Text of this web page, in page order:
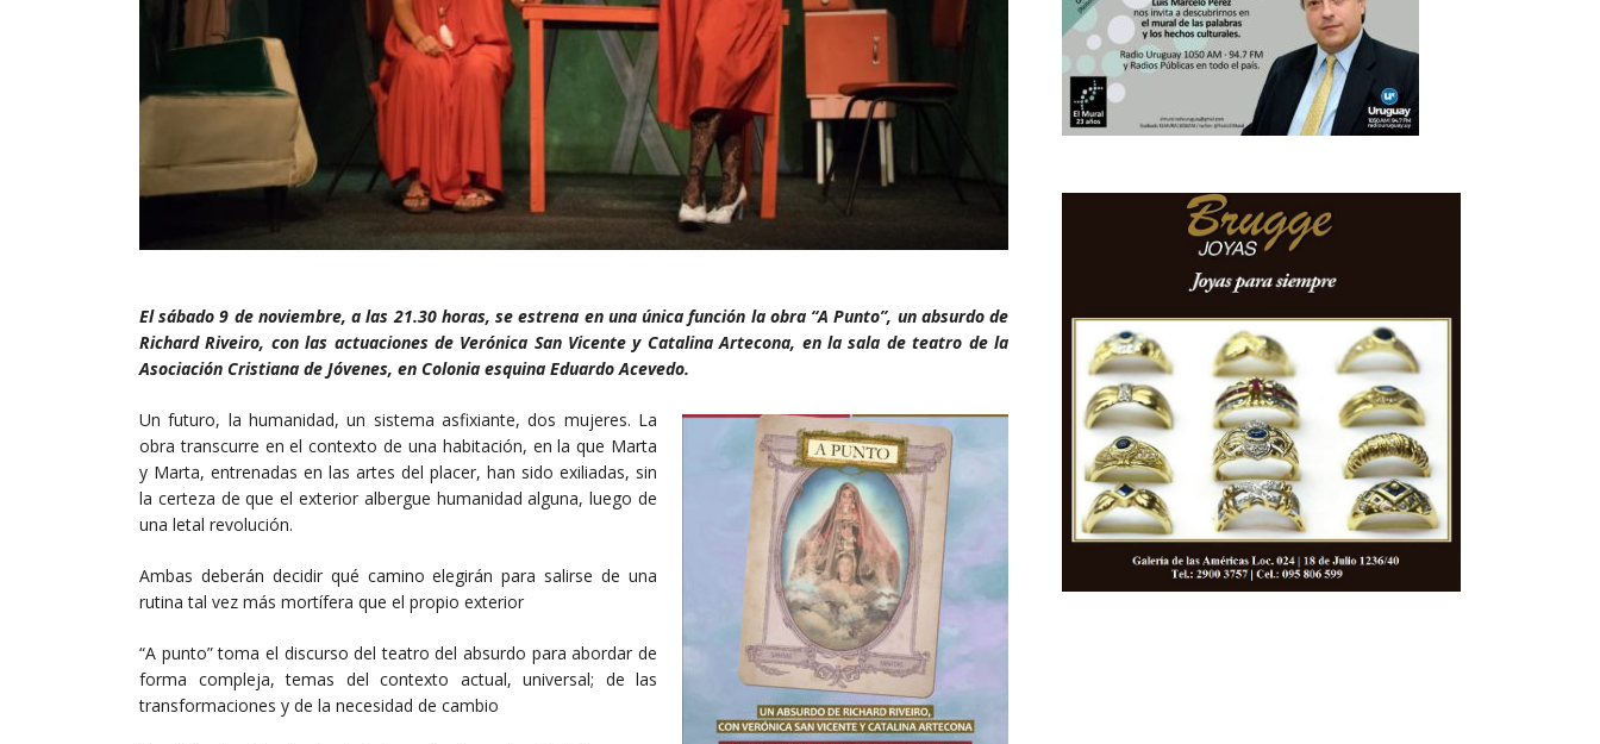
El sábado 9 de noviembre, a las 21.30 horas, se estrena en una única función la obra “A Punto”, un absurdo de
Richard Riveiro, con las actuaciones de Verónica San Vicente y Catalina Artecona, en la sala de teatro de la
Asociación Cristiana de Jóvenes, en Colonia esquina Eduardo Acevedo.
Un futuro, la humanidad, un sistema asfixiante, dos mujeres. La
obra transcurre en el contexto de una habitación, en la que Marta
y Marta, entrenadas en las artes del placer, han sido exiliadas, sin
la certeza de que el exterior albergue humanidad alguna, luego de
una letal revolución.
Ambas deberán decidir qué camino elegirán para salirse de una
rutina tal vez más mortífera que el propio exterior
“A punto” toma el discurso del teatro del absurdo para abordar de
forma compleja, temas del contexto actual, universal; de las
transformaciones y de la necesidad de cambio